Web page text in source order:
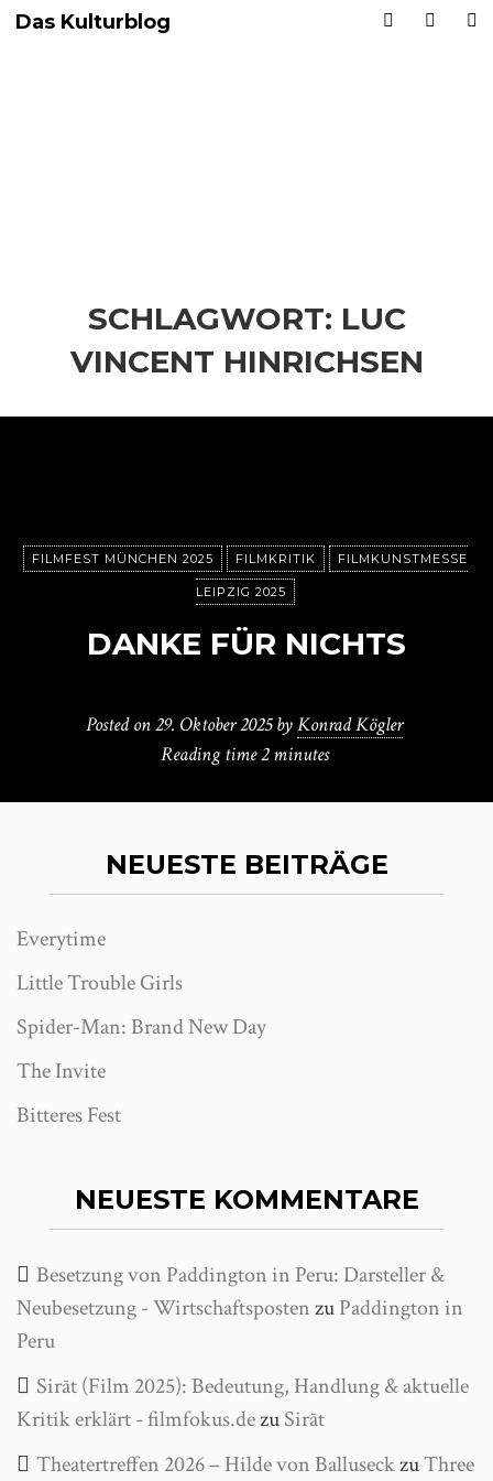
Das Kulturblog
SCHLAGWORT: LUC
VINCENT HINRICHSEN
FILMFEST MÜNCHEN 2025 FILMKRITIK FILMKUNSTMESSE
LEIPZIG 2025
DANKE FÜR NICHTS
Posted on29. Oktober 2025 byKonrad Kögler
Reading time2 minutes
NEUESTE BEITRÄGE
Everytime
Little Trouble Girls
Spider-Man: Brand New Day
The Invite
Bitteres Fest
NEUESTE KOMMENTARE
Besetzung von Paddington in Peru: Darsteller &
Neubesetzung - WirtschaftspostenzuPaddington in
Peru
Sirāt (Film 2025): Bedeutung, Handlung & aktuelle
Kritik erklärt - filmfokus.dezuSirāt
Theatertreffen 2026 – Hilde von BalluseckzuThree